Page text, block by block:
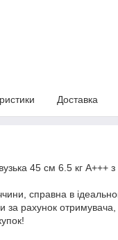
Доставка
45 см 6.5 кг А+++
справна в
за рахунок отримувача,